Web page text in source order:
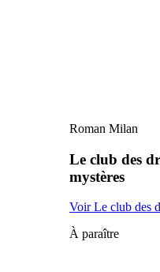
Roman Milan
Le club des
mystères
Voir Le club des
À paraître